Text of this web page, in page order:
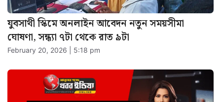
যুবসাথী স্কিমে অনলাইন আবেদন নতুন সময়সীমা
ঘোষণা, সন্ধ্যা ৭টা থেকে রাত ৯টা
February 20, 2026 | 5:18 pm